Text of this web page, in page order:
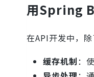
用Spring
在API开发中，
缓存机制：